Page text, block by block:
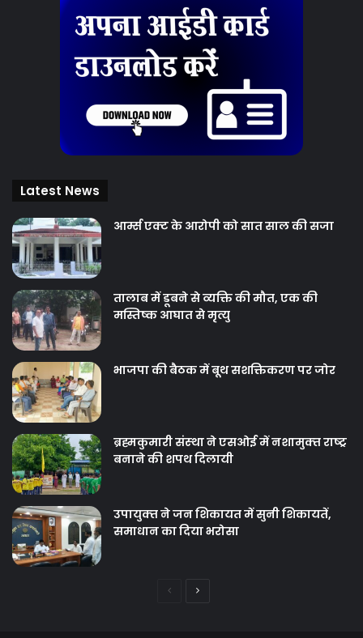
Latest News
आर्म्स एक्ट के आरोपी को सात साल की सजा
तालाब में डूबने से व्यक्ति की मौत, एक की
मस्तिष्क आघात से मृत्यु
भाजपा की बैठक में बूथ सशक्तिकरण पर जोर
ब्रह्मकुमारी संस्‍था ने एसओई में नशामुक्‍त राष्‍ट्र
बनाने की शपथ दिलायी
उपायुक्‍त ने जन शिकायत में सुनी शिकायतें,
समाधान का दिया भरोसा
PreviousNext